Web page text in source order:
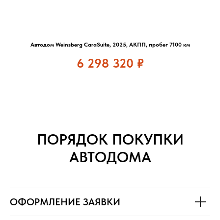
Автодом Weinsberg CaraSuite, 2025, АКПП, пробег 7100 км
6 298 320 ₽
ПОРЯДОК ПОКУПКИ
АВТОДОМА
ОФОРМЛЕНИЕ ЗАЯВКИ